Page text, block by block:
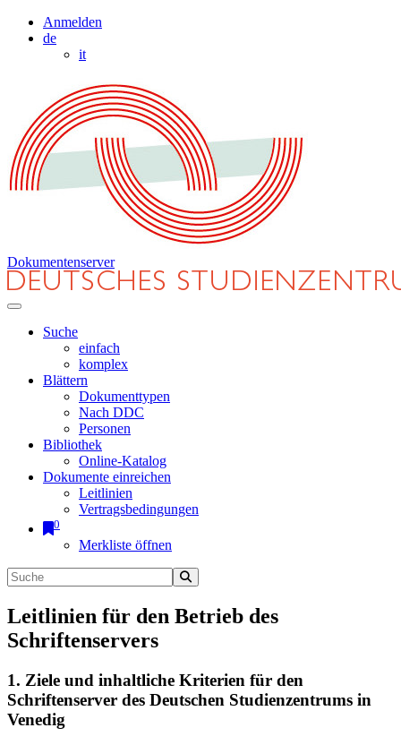
Anmelden
de
it
Dokumentenserver
Suche
einfach
komplex
Blättern
Dokumenttypen
Nach DDC
Personen
Bibliothek
Online-Katalog
Dokumente einreichen
Leitlinien
Vertragsbedingungen
0
Merkliste öffnen
Leitlinien für den Betrieb des
Schriftenservers
1. Ziele und inhaltliche Kriterien für den
Schriftenserver des Deutschen Studienzentrums in
Venedig